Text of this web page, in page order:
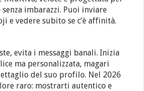
imbarazzi. Puoi inviare
e vedere subito se c’è affinità.
evita i messaggi banali. Inizia
ma personalizzata, magari
del suo profilo. Nel 2026
raro: mostrarti autentico e